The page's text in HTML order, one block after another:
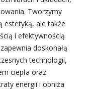
Tworzymy
estetyką, ale także
i efektywnością
doskonałą
technologii,
ciepła oraz
energii i obniża